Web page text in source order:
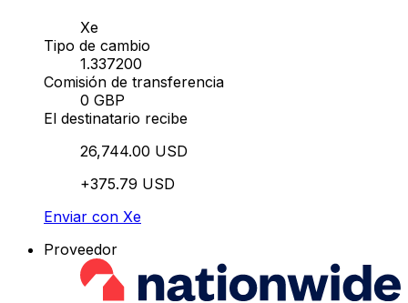
Xe
Tipo de cambio
1.337200
Comisión de transferencia
0 GBP
El destinatario recibe
26,744.00 USD
+375.79 USD
Enviar con Xe
Proveedor